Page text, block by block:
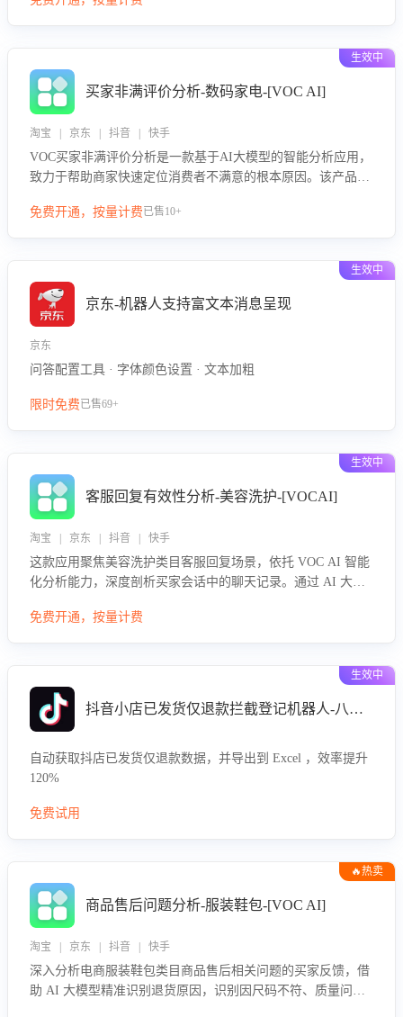
绪、归因争议根源，并客观评估客服应对合理性与成效。系统
生效中
买家非满评价分析-数码家电-[VOC AI]
淘宝 | 京东 | 抖音 | 快手
VOC买家非满评价分析是一款基于AI大模型的智能分析应用，
致力于帮助商家快速定位消费者不满意的根本原因。该产品可
或其它部门原因，明确责任归属，提供可落地的改进建议与策
免费开通，按量计费已售10+
生效中
京东-机器人支持富文本消息呈现
京东
问答配置工具 · 字体颜色设置 · 文本加粗
限时免费已售69+
生效中
客服回复有效性分析-美容洗护-[VOCAI]
淘宝 | 京东 | 抖音 | 快手
这款应用聚焦美容洗护类目客服回复场景，依托 VOC AI 智能
化分析能力，深度剖析买家会话中的聊天记录。通过 AI 大模
效性与完整性，输出针对性改进策略，助力商家快速优化快捷
免费开通，按量计费
生效中
抖音小店已发货仅退款拦截登记机器人-八爪鱼
自动获取抖店已发货仅退款数据，并导出到 Excel ，效率提升
120%
免费试用
🔥热卖
商品售后问题分析-服装鞋包-[VOC AI]
淘宝 | 京东 | 抖音 | 快手
深入分析电商服装鞋包类目商品售后相关问题的买家反馈，借
助 AI 大模型精准识别退货原因，识别因尺码不符、质量问题